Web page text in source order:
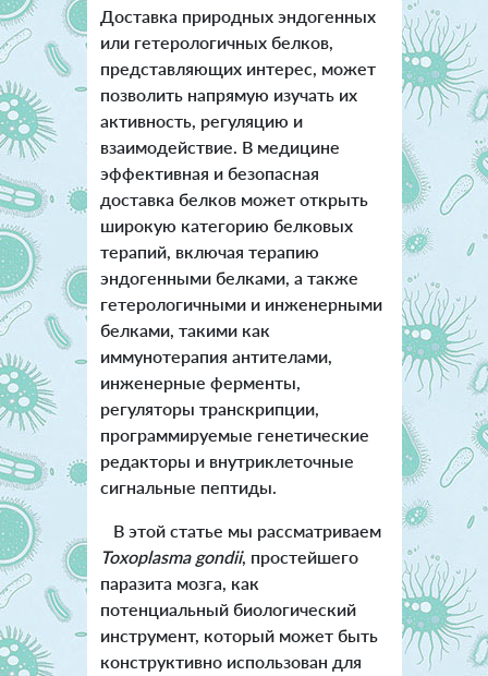
Доставка природных эндогенных
или гетерологичных белков,
представляющих интерес, может
позволить напрямую изучать их
активность, регуляцию и
взаимодействие. В медицине
эффективная и безопасная
доставка белков может открыть
широкую категорию белковых
терапий, включая терапию
эндогенными белками, а также
гетерологичными и инженерными
белками, такими как
иммунотерапия антителами,
инженерные ферменты,
регуляторы транскрипции,
программируемые генетические
редакторы и внутриклеточные
сигнальные пептиды.
В этой статье мы рассматриваем
Toxoplasma gondii, простейшего
паразита мозга, как
потенциальный биологический
инструмент, который может быть
конструктивно использован для